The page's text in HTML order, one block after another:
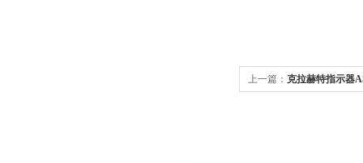
上一篇： 克拉赫特指示器